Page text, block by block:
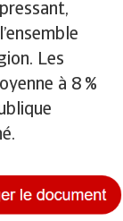
Les
à 8 %